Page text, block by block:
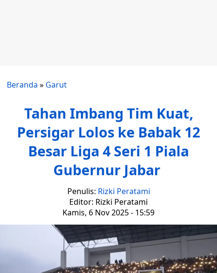
Beranda » Garut
Tahan Imbang Tim Kuat,
Persigar Lolos ke Babak 12
Besar Liga 4 Seri 1 Piala
Gubernur Jabar
Penulis: Rizki Peratami
Editor: Rizki Peratami
Kamis, 6 Nov 2025 - 15:59